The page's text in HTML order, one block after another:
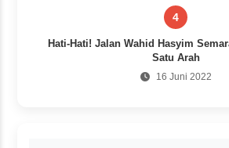
4
Hati-Hati! Jalan Wahid Hasyim
Satu Arah
16 Juni 2022